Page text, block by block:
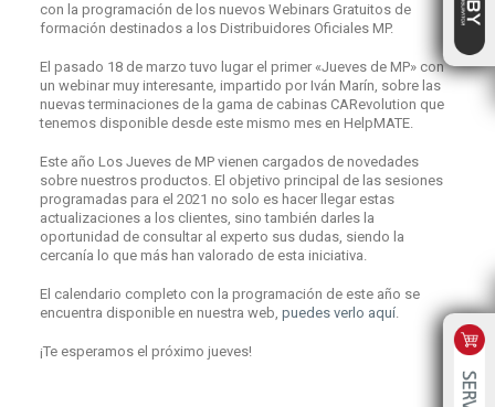
con la programación de los nuevos Webinars Gratuitos de
formación destinados a los Distribuidores Oficiales MP.
El pasado 18 de marzo tuvo lugar el primer «Jueves de MP» con
un webinar muy interesante, impartido por Iván Marín, sobre las
nuevas terminaciones de la gama de cabinas CARevolution que
tenemos disponible desde este mismo mes en HelpMATE.
Este año Los Jueves de MP vienen cargados de novedades
sobre nuestros productos. El objetivo principal de las sesiones
programadas para el 2021 no solo es hacer llegar estas
actualizaciones a los clientes, sino también darles la
oportunidad de consultar al experto sus dudas, siendo la
cercanía lo que más han valorado de esta iniciativa.
El calendario completo con la programación de este año se
encuentra disponible en nuestra web, puedes verlo aquí.
¡Te esperamos el próximo jueves!